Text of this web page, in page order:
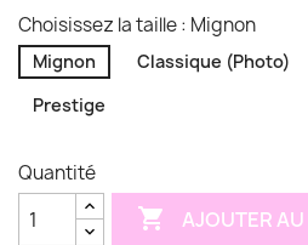
Choisissez la taille : Mignon
Mignon Classique (Photo)
Prestige
Quantité
 AJOUTER AU